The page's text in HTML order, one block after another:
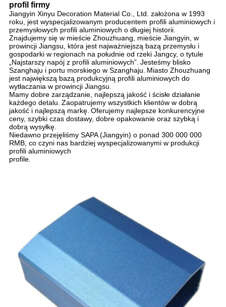
profil firmy
Jiangyin Xinyu Decoration Material Co., Ltd. założona w 1993
roku, jest wyspecjalizowanym producentem profili aluminiowych i
przemysłowych profili aluminiowych o długiej historii.
Znajdujemy się w mieście Zhouzhuang, mieście Jiangyin, w
prowincji Jiangsu, która jest najważniejszą bazą przemysłu i
gospodarki w regionach na południe od rzeki Jangcy, o tytule
„Najstarszy napój z profili aluminiowych”. Jesteśmy blisko
Szanghaju i portu morskiego w Szanghaju. Miasto Zhouzhuang
jest największą bazą produkcyjną profili aluminiowych do
wytłaczania w prowincji Jiangsu.
Mamy dobre zarządzanie, najlepszą jakość i ścisłe działanie
każdego detalu. Zaopatrujemy wszystkich klientów w dobrą
jakość i najlepszą markę. Oferujemy najlepsze konkurencyjne
ceny, szybki czas dostawy, dobre opakowanie oraz szybką i
dobrą wysyłkę.
Niedawno przejęliśmy SAPA (Jiangyin) o ponad 300 000 000
RMB, co czyni nas bardziej wyspecjalizowanymi w produkcji
profili aluminiowych
profile.